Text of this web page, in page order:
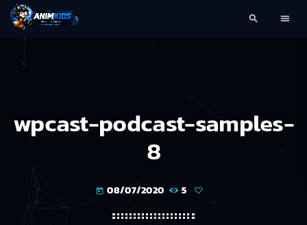
search menu
wpcast-podcast-samples-
8
today 08/07/2020 5